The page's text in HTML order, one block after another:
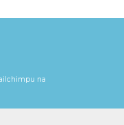
na